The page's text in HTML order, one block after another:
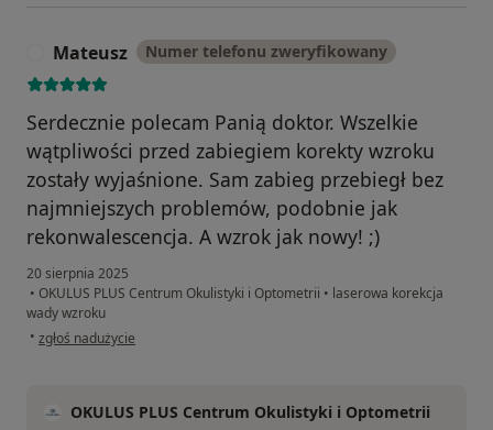
Mateusz Numer telefonu zweryfikowany
Serdecznie polecam Panią doktor. Wszelkie
wątpliwości przed zabiegiem korekty wzroku
zostały wyjaśnione. Sam zabieg przebiegł bez
najmniejszych problemów, podobnie jak
rekonwalescencja. A wzrok jak nowy! ;)
20 sierpnia 2025
• OKULUS PLUS Centrum Okulistyki i Optometrii • laserowa korekcja
wady wzroku
• w opinii użytkownika Mateusz
zgłoś nadużycie
OKULUS PLUS Centrum Okulistyki i Optometrii